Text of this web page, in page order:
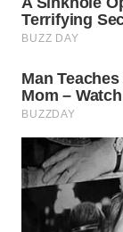
WN
PAKPAK
WN
KARAWANG
WN
BEKASI
WN